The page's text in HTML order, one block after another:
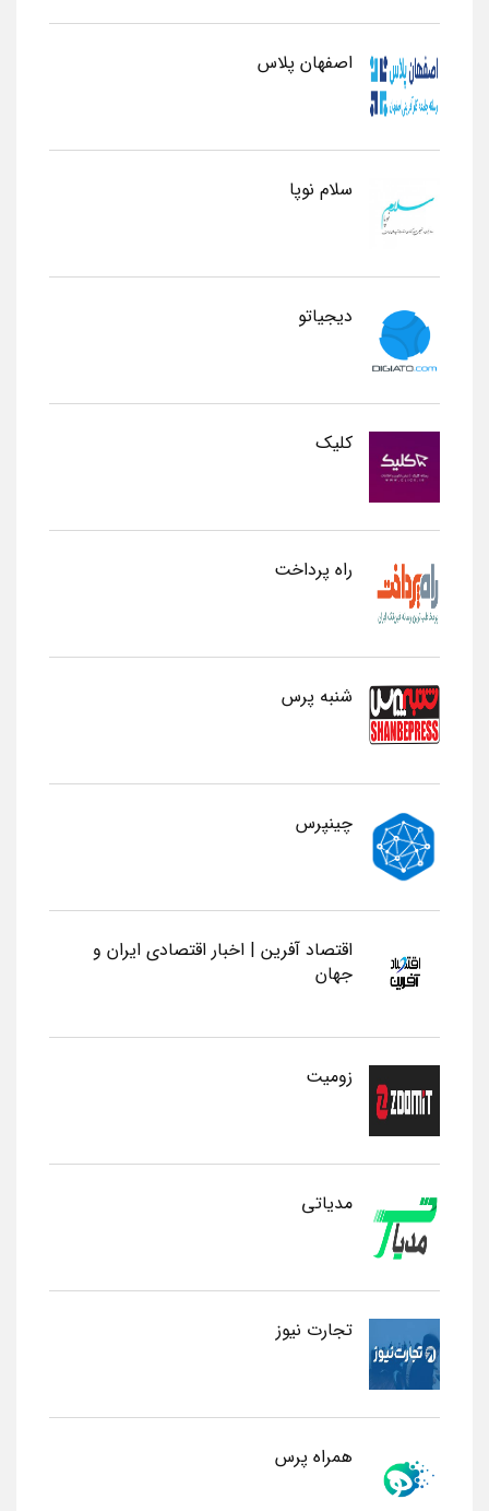
اصفهان پلاس
سلام نوپا
دیجیاتو
کلیک
راه پرداخت
شنبه پرس
چینپرس
اقتصاد آفرین | اخبار اقتصادی ایران و
جهان
زومیت
مدیاتی
تجارت نیوز
همراه پرس